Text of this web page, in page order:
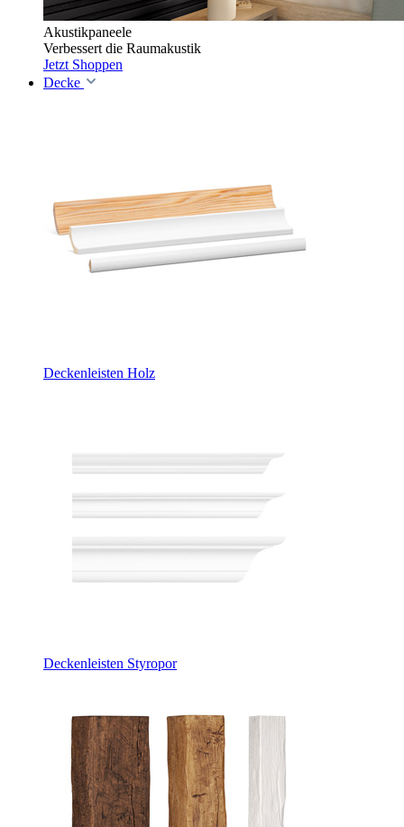
Akustikpaneele
Verbessert die Raumakustik
Jetzt Shoppen
Decke
Deckenleisten Holz
Deckenleisten Styropor